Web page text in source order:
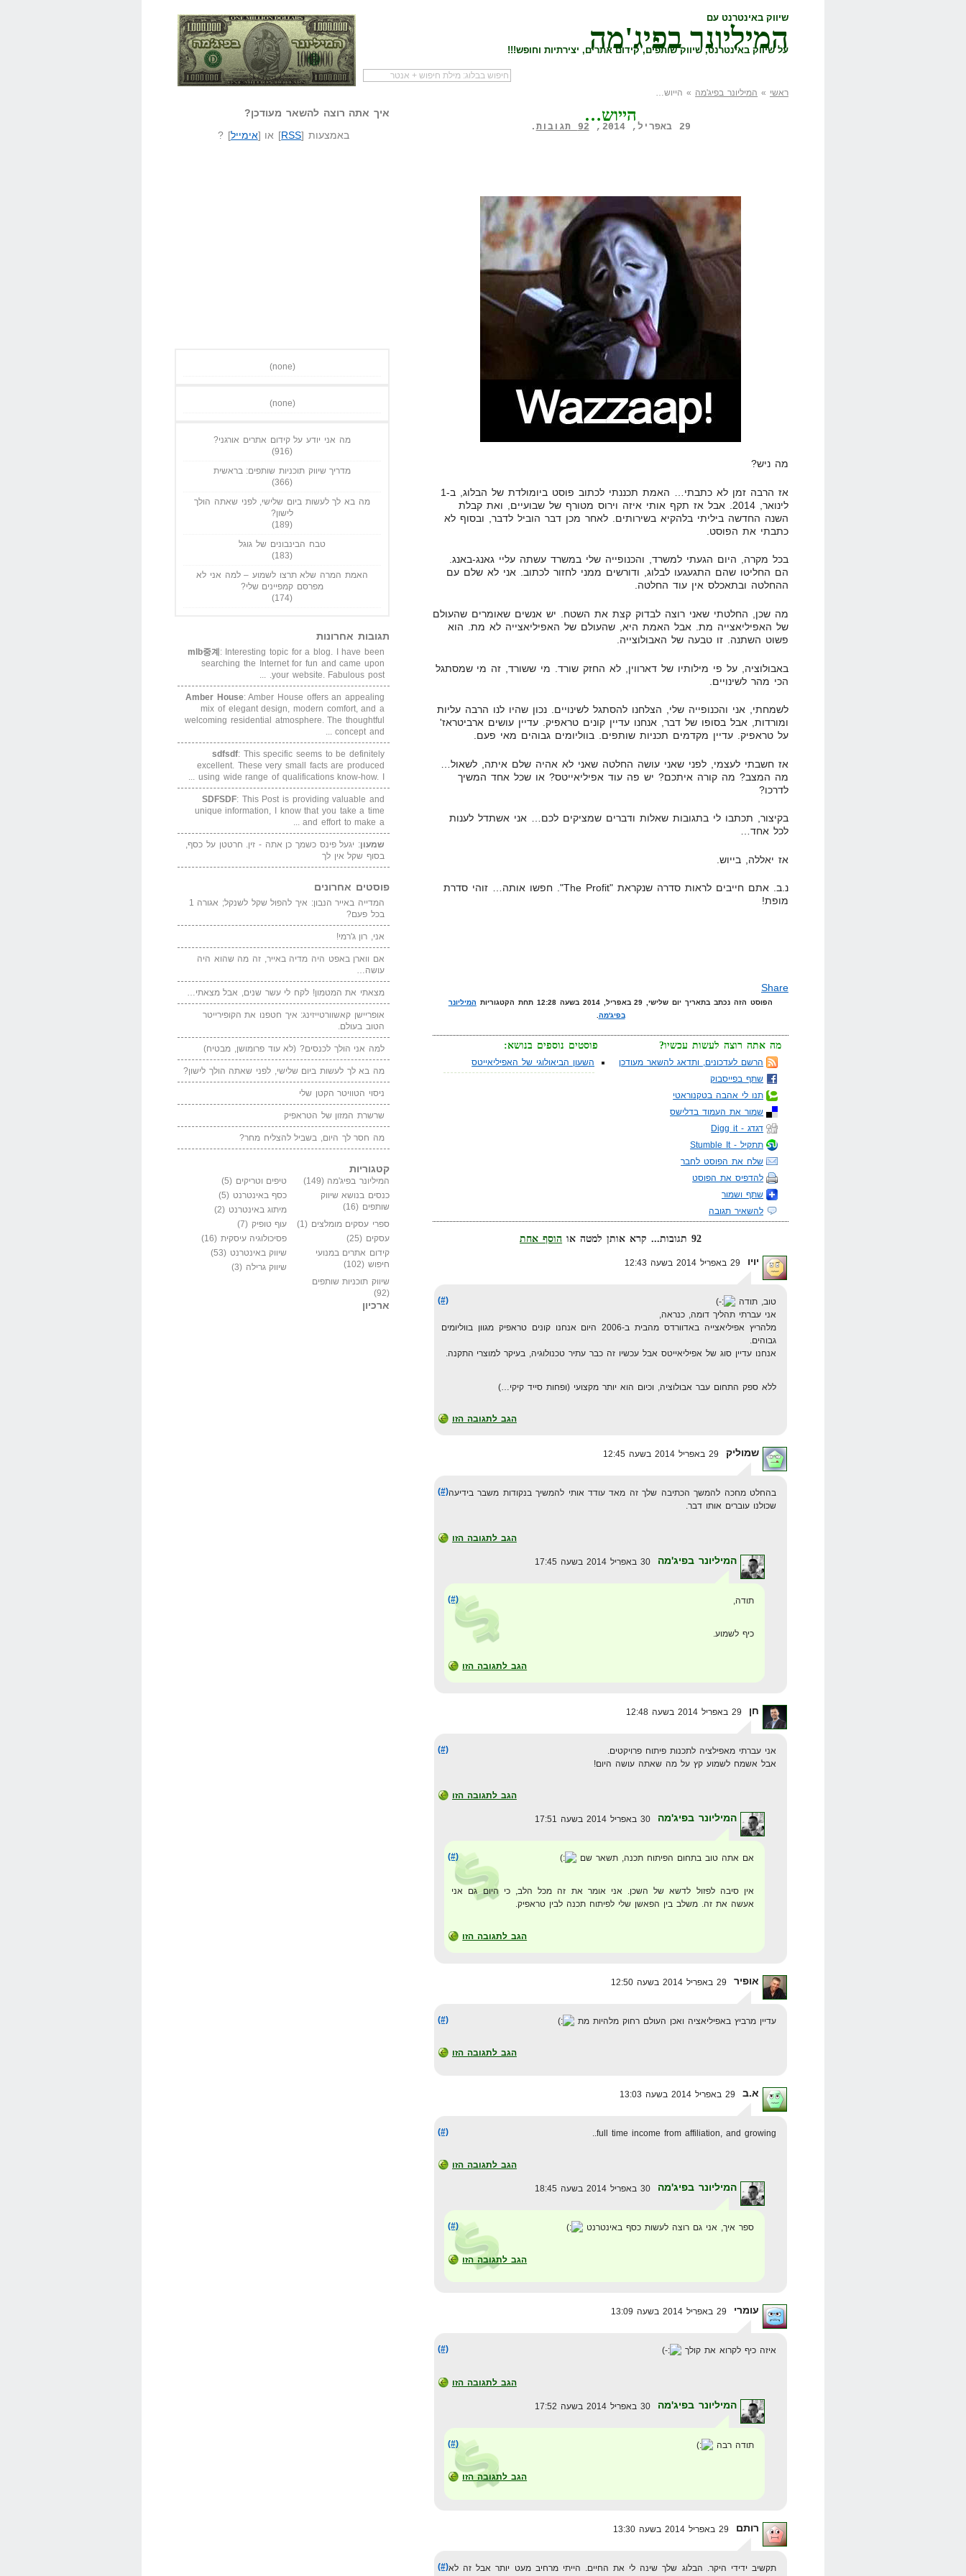
שיווק באינטרנט עם
המיליונר בפיג'מה
על שיווק באינטרנט, שיווק שותפים, קידום אתרים, יצירתיות וחופש!!!
שאל שאלה המיליונר בפיג'מה שיווק שותפים
ראשי » המיליונר בפיג'מה » הייוש…
הייוש…
29 באפריל, 2014, 92 תגובות .
מה ניש?
אז הרבה זמן לא כתבתי… האמת תכננתי לכתוב פוסט ביומולדת של הבלוג, ב-1
לינואר, 2014. אבל אז תקף אותי איזה וירוס מטורף של שבועיים, ואת קבלת
השנה החדשה ביליתי בלהקיא בשירותים. לאחר מכן דבר הוביל לדבר, ובסוף לא
כתבתי את הפוסט.
בכל מקרה, היום הגעתי למשרד, והכנופייה שלי במשרד עשתה עליי גאנג-באנג.
הם החליטו שהם התגעגעו לבלוג, ודורשים ממני לחזור לכתוב. אני לא שלם עם
ההחלטה ובתאכלס אין עוד החלטה.
מה שכן, החלטתי שאני רוצה לבדוק קצת את השטח. יש אנשים שאומרים שהעולם
של האפיליאצייה מת. אבל האמת היא, שהעולם של האפיליאצייה לא מת. הוא
פשוט השתנה. זו טבעה של האבולוצייה.
באבולוציה, על פי מילותיו של דארווין, לא החזק שורד. מי ששורד, זה מי שמסתגל
הכי מהר לשינויים.
לשמחתי, אני והכנופייה שלי, הצלחנו להסתגל לשינויים. נכון שהיו לנו הרבה עליות
ומורדות, אבל בסופו של דבר, אנחנו עדיין קונים טראפיק. עדיין עושים ארביטראז'
על טראפיק. עדיין מקדמים תכניות שותפים. בווליומים גבוהים מאי פעם.
אז חשבתי לעצמי, לפני שאני עושה החלטה שאני לא אהיה שלם איתה, לשאול…
מה המצב? מה קורה איתכם? יש פה עוד אפיליאייטס? או שכל אחד המשיך
לדרכו?
בקיצור, תכתבו לי בתגובות שאלות ודברים שמציקים לכם… אני אשתדל לענות
לכל אחד…
אז יאללה, בייוש.
נ.ב. אתם חייבים לראות סדרה שנקראת "The Profit". חפשו אותה… זוהי סדרת
מופת!
Share
הפוסט הזה נכתב בתאריך יום שלישי, 29 באפריל, 2014 בשעה 12:28 תחת הקטגוריות
המיליונר
בפיג'מה.
פוסטים נוספים בנושא:
השעון הביאולוגי של האפיליאייטס
מה אתה רוצה לעשות עכשיו?
הרשם לעדכונים, ותדאג להשאר מעודכן
שתף בפייסבוק
תנו לי אהבה בטקנוראטי
שמור את העמוד בדלישס
דגדג - Digg it
תתקיל - Stumble It
שלח את הפוסט לחבר
להדפיס את הפוסט
שתף ושמור
להשאיר תגובה
92 תגובות... קרא אותן למטה או
הוסף אחת
יויו
(#)
טוב, תודה
אני עברתי תהליך דומה, כנראה,
מלהריץ אפיליאצייה באדוורדס מהבית ב-2006 היום אנחנו קונים טראפיק מגוון בווליומים
גבוהים.
אנחנו עדיין סוג של אפיליאייטס אבל עכשיו זה כבר עתיר טכנולוגיה, בעיקר למוצרי התקנה.
ללא ספק התחום עבר אבולוציה, וכיום הוא יותר מקצועי (ופחות סייד קיקי…)
הגב לתגובה הזו
שמוליק
(#)בהחלט מחכה להמשך הכתיבה שלך זה מאד עודד אותי להמשיך בנקודות משבר בידיעה
שכולנו עוברים אותו דבר.
הגב לתגובה הזו
המיליונר בפיג'מה
(#) תודה,
כיף לשמוע.
הגב לתגובה הזו
חן
(#)
אני עברתי מאפילציה לתכנות פיתוח פרויקטים.
אבל אשמח לשמוע קץ על מה שאתה עושה היום!
הגב לתגובה הזו
המיליונר בפיג'מה
(#) אם אתה טוב בתחום הפיתוח תכנה, תשאר שם
אין סיבה לפזול לדשא של השכן. אני אומר את זה מכל הלב, כי היום גם אני
אעשה את זה. משלב בין הפאשן שלי לפיתוח תכנה לבין טראפיק.
הגב לתגובה הזו
אופיר
(#) עדיין מרביץ באפיליאציה ואכן העולם רחוק מלהיות מת
הגב לתגובה הזו
א.ב
(#) full time income from affiliation, and growing..
הגב לתגובה הזו
המיליונר בפיג'מה
(#) ספר איך, אני גם רוצה לעשות כסף באינטרנט
הגב לתגובה הזו
עומרי
(#) איזה כיף לקרוא את קולך
הגב לתגובה הזו
המיליונר בפיג'מה
(#) תודה רבה
הגב לתגובה הזו
רותם
(#)תקשיב ידידי היקר. הבלוג שלך שינה לי את החיים. הייתי מרחיב מעט יותר אבל זה לא
איך אתה רוצה להשאר מעודכן?
באמצעות [RSS] או [אימייל] ?
(none)
(none)
מה אני יודע על קידום אתרים אורגני?
(916)
מדריך שיווק תוכניות שותפים: בראשית
(366)
מה בא לך לעשות ביום שלישי, לפני שאתה הולך
לישון?
(189)
טבח הבינבונים של גוגל
(183)
האמת המרה שלא תרצו לשמוע – למה אני לא
מפרסם קמפיינים שלי?
(174)
תגובות אחרונות
mlb중계 : Interesting topic for a blog. I have been
searching the Internet for fun and came upon
your website. Fabulous post. ...
Amber House: Amber House offers an appealing
mix of elegant design, modern comfort, and a
welcoming residential atmosphere. The thoughtful
concept and ...
sdfsdf: This specific seems to be definitely
excellent. These very small facts are produced
using wide range of qualifications know-how. I ...
SDFSDF: This Post is providing valuable and
unique information, I know that you take a time
and effort to make a ...
שמעון: יגעל פינס כשמך כן אתה - זין. חרטטן על כסף,
בסוף שקל אין לך
פוסטים אחרונים
המדייה באייר הנבון: איך להפול שקל לשנקל; אגורה 1
בכל פעם?
אני, רון ג'רמי!
אם ווארן באפט היה מדיה באייר, זה מה שהוא היה
עושה…
מצאתי את המטמון! לקח לי עשר שנים, אבל מצאתי…
אופריישן קאשוורטייזינג: איך חטפנו את הקופירייטר
הטוב בעולם.
למה אני הולך לכנסים? (לא עוד פרומושן, מבטיח)
מה בא לך לעשות ביום שלישי, לפני שאתה הולך לישון?
ניסוי הטוויטר הקטן שלי
שרשרת המזון של הטראפיק
מה חסר לך היום, בשביל להצליח מחר?
קטגוריות
המיליונר בפיג'מה (149) טיפים וטריקים (5)
כנסים בנושא שיווק
שותפים (16)
כסף באינטרנט (5)
מיתוג באינטרנט (2)
ספרי עסקים מומלצים (1) עוף טופיק (7)
עסקים (25) פסיכולוגיה עיסקית (16)
קידום אתרים במנועי
חיפוש (102)
שיווק באינטרנט (53)
שיווק גרילה (3)
שיווק תוכניות שותפים
(92)
ארכיון